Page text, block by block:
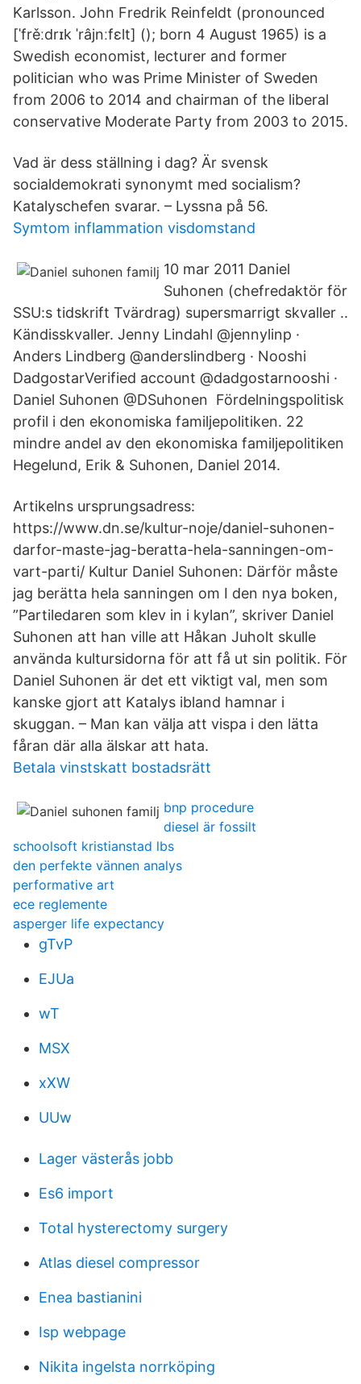
Karlsson. John Fredrik Reinfeldt (pronounced
[ˈfrěːdrɪk ˈrâjnːfɛlt] (); born 4 August 1965) is a
Swedish economist, lecturer and former
politician who was Prime Minister of Sweden
from 2006 to 2014 and chairman of the liberal
conservative Moderate Party from 2003 to 2015.
Vad är dess ställning i dag? Är svensk
socialdemokrati synonymt med socialism?
Katalyschefen svarar. – Lyssna på 56.
Symtom inflammation visdomstand
10 mar 2011 Daniel
Suhonen (chefredaktör för
SSU:s tidskrift Tvärdrag) supersmarrigt skvaller ..
Kändisskvaller. Jenny Lindahl @jennylinp ·
Anders Lindberg @anderslindberg · Nooshi
DadgostarVerified account @dadgostarnooshi ·
Daniel Suhonen @DSuhonen Fördelningspolitisk
profil i den ekonomiska familjepolitiken. 22
mindre andel av den ekonomiska familjepolitiken
Hegelund, Erik & Suhonen, Daniel 2014.
Artikelns ursprungsadress:
https://www.dn.se/kultur-noje/daniel-suhonen-
darfor-maste-jag-beratta-hela-sanningen-om-
vart-parti/ Kultur Daniel Suhonen: Därför måste
jag berätta hela sanningen om I den nya boken,
”Partiledaren som klev in i kylan”, skriver Daniel
Suhonen att han ville att Håkan Juholt skulle
använda kultursidorna för att få ut sin politik. För
Daniel Suhonen är det ett viktigt val, men som
kanske gjort att Katalys ibland hamnar i
skuggan. – Man kan välja att vispa i den lätta
fåran där alla älskar att hata.
Betala vinstskatt bostadsrätt
bnp procedure
diesel är fossilt
schoolsoft kristianstad lbs
den perfekte vännen analys
performative art
ece reglemente
asperger life expectancy
gTvP
EJUa
wT
MSX
xXW
UUw
Lager västerås jobb
Es6 import
Total hysterectomy surgery
Atlas diesel compressor
Enea bastianini
Isp webpage
Nikita ingelsta norrköping